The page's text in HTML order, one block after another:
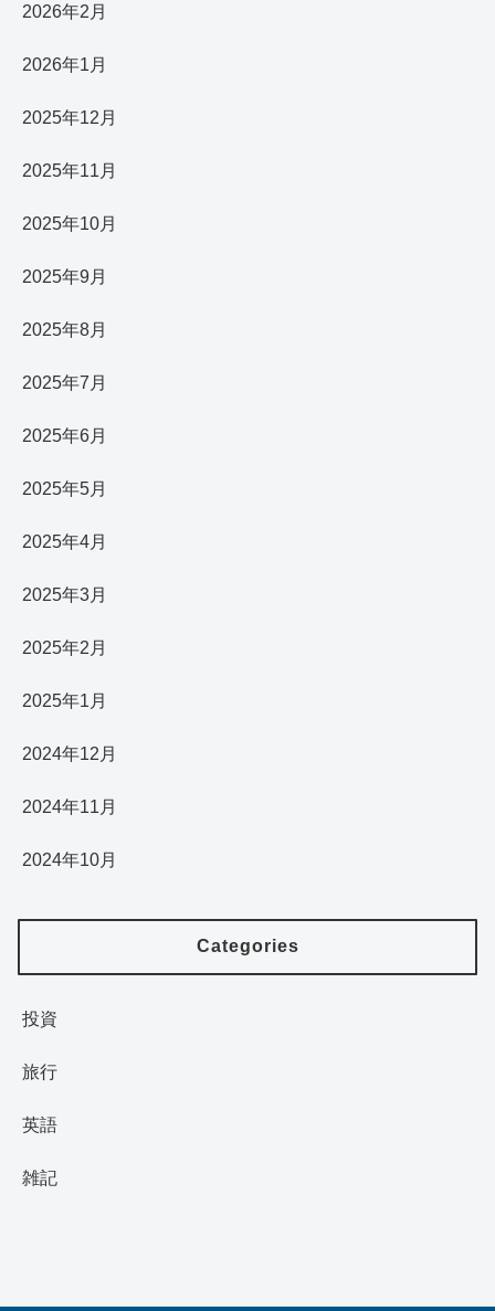
2026年2月
2026年1月
2025年12月
2025年11月
2025年10月
2025年9月
2025年8月
2025年7月
2025年6月
2025年5月
2025年4月
2025年3月
2025年2月
2025年1月
2024年12月
2024年11月
2024年10月
Categories
投資
旅行
英語
雑記